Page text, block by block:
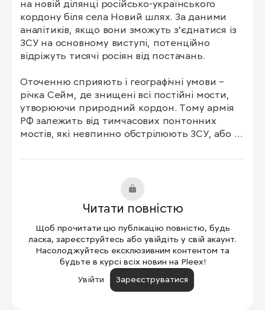
на новій ділянці російсько-українського
кордону біля села Новий шлях. За даними
аналітиків, якщо вони зможуть з’єднатися із
ЗСУ на основному виступі, потенційно
відріжуть тисячі росіян від постачань.
Оточенню сприяють і географічні умови –
річка Сейм, де знищені всі постійні мости,
утворюючи природний кордон. Тому армія
РФ залежить від тимчасових понтонних
мостів, які невпинно обстрілюють ЗСУ, або
Читати повністю
Щоб прочитати цю публікацію повністю, будь
ласка, зареєструйтесь або увійдіть у свій акаунт.
Насолоджуйтесь ексклюзивним контентом та
будьте в курсі всіх новин на Pleex!
Увійти
Зареєструватися